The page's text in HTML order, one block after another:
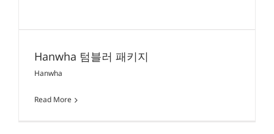
Hanwha 텀블러 패키지
Hanwha
Read More